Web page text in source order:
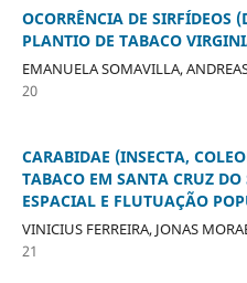
OCORRÊNCIA DE SIRFÍDEOS
PLANTIO DE TABACO
EMANUELA SOMAVILLA,
20
CARABIDAE (INSECTA,
TABACO EM SANTA CRUZ
ESPACIAL E FLUTUAÇÃO
VINICIUS FERREIRA, JONAS
21